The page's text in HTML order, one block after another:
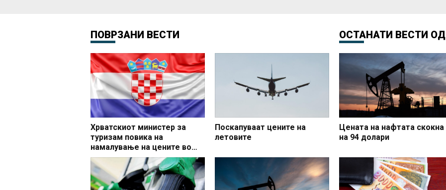
ПОВРЗАНИ ВЕСТИ
Хрватскиот министер за
туризам повика на
намалување на цените во
секторот до 20 отсто
Поскапуваат цените на
летовите
ОСТАНАТИ ВЕСТИ ОД
Цената на нафтата скокна
на 94 долари